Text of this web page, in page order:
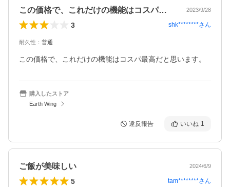
この価格で、これだけの機能はコスパ最高… 2023/9/28
3 shk********さん
耐久性 ： 普通
この価格で、これだけの機能はコスパ最高だと思います。
購入したストア
Earth Wing
違反報告 いいね 1
ご飯が美味しい 2024/6/9
5 tam********さん